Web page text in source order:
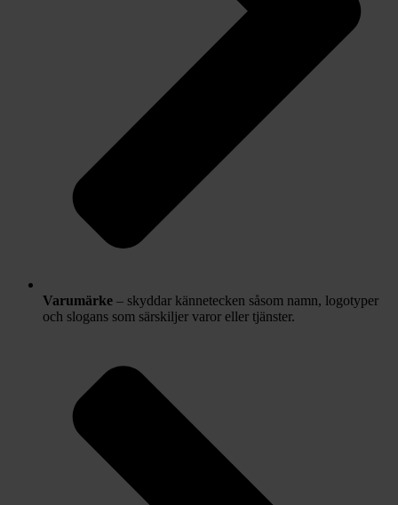
Varumärke – skyddar kännetecken såsom namn, logotyper
och slogans som särskiljer varor eller tjänster.